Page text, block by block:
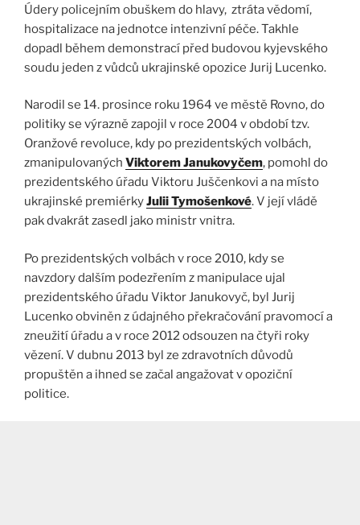
Údery policejním obuškem do hlavy, ztráta vědomí,
hospitalizace na jednotce intenzivní péče. Takhle
dopadl během demonstrací před budovou kyjevského
soudu jeden z vůdců ukrajinské opozice Jurij Lucenko.
Narodil se 14. prosince roku 1964 ve městě Rovno, do
politiky se výrazně zapojil v roce 2004 v období tzv.
Oranžové revoluce, kdy po prezidentských volbách,
zmanipulovaných Viktorem Janukovyčem, pomohl do
prezidentského úřadu Viktoru Juščenkovi a na místo
ukrajinské premiérkyJulii Tymošenkové. V její vládě
pak dvakrát zasedl jako ministr vnitra.
Po prezidentských volbách v roce 2010, kdy se
navzdory dalším podezřením z manipulace ujal
prezidentského úřadu Viktor Janukovyč, byl Jurij
Lucenko obviněn z údajného překračování pravomocí a
zneužití úřadu a v roce 2012 odsouzen na čtyři roky
vězení. V dubnu 2013 byl ze zdravotních důvodů
propuštěn a ihned se začal angažovat v opoziční
politice.